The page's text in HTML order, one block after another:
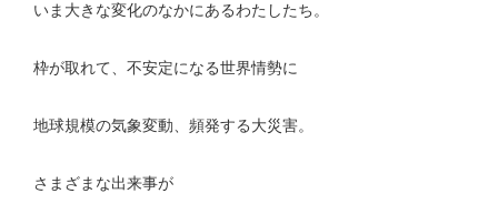
いま大きな変化のなかにあるわたしたち。
枠が取れて、不安定になる世界情勢に
地球規模の気象変動、頻発する大災害。
さまざまな出来事が